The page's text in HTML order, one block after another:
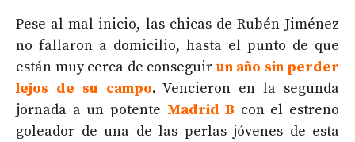
Pese al mal inicio, las chicas de Rubén Jiménez
no fallaron a domicilio, hasta el punto de que
están muy cerca de conseguir un año sin perder
lejos de su campo. Vencieron en la segunda
jornada a un potente Madrid B con el estreno
goleador de una de las perlas jóvenes de esta